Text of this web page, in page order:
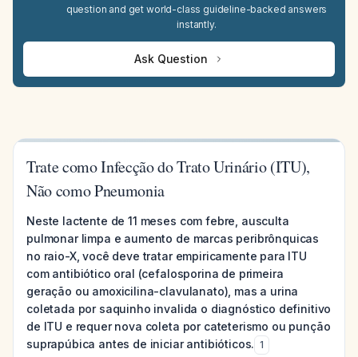
question and get world-class guideline-backed answers
instantly.
Ask Question
Trate como Infecção do Trato Urinário (ITU),
Não como Pneumonia
Neste lactente de 11 meses com febre, ausculta
pulmonar limpa e aumento de marcas peribrônquicas
no raio-X, você deve tratar empiricamente para ITU
com antibiótico oral (cefalosporina de primeira
geração ou amoxicilina-clavulanato), mas a urina
coletada por saquinho invalida o diagnóstico definitivo
de ITU e requer nova coleta por cateterismo ou punção
suprapúbica antes de iniciar antibióticos. 1